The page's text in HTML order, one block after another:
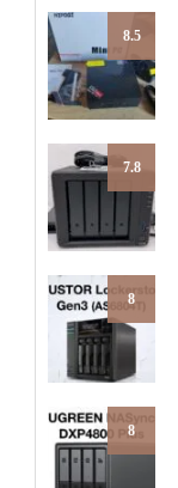
8.5
7.8
8
8